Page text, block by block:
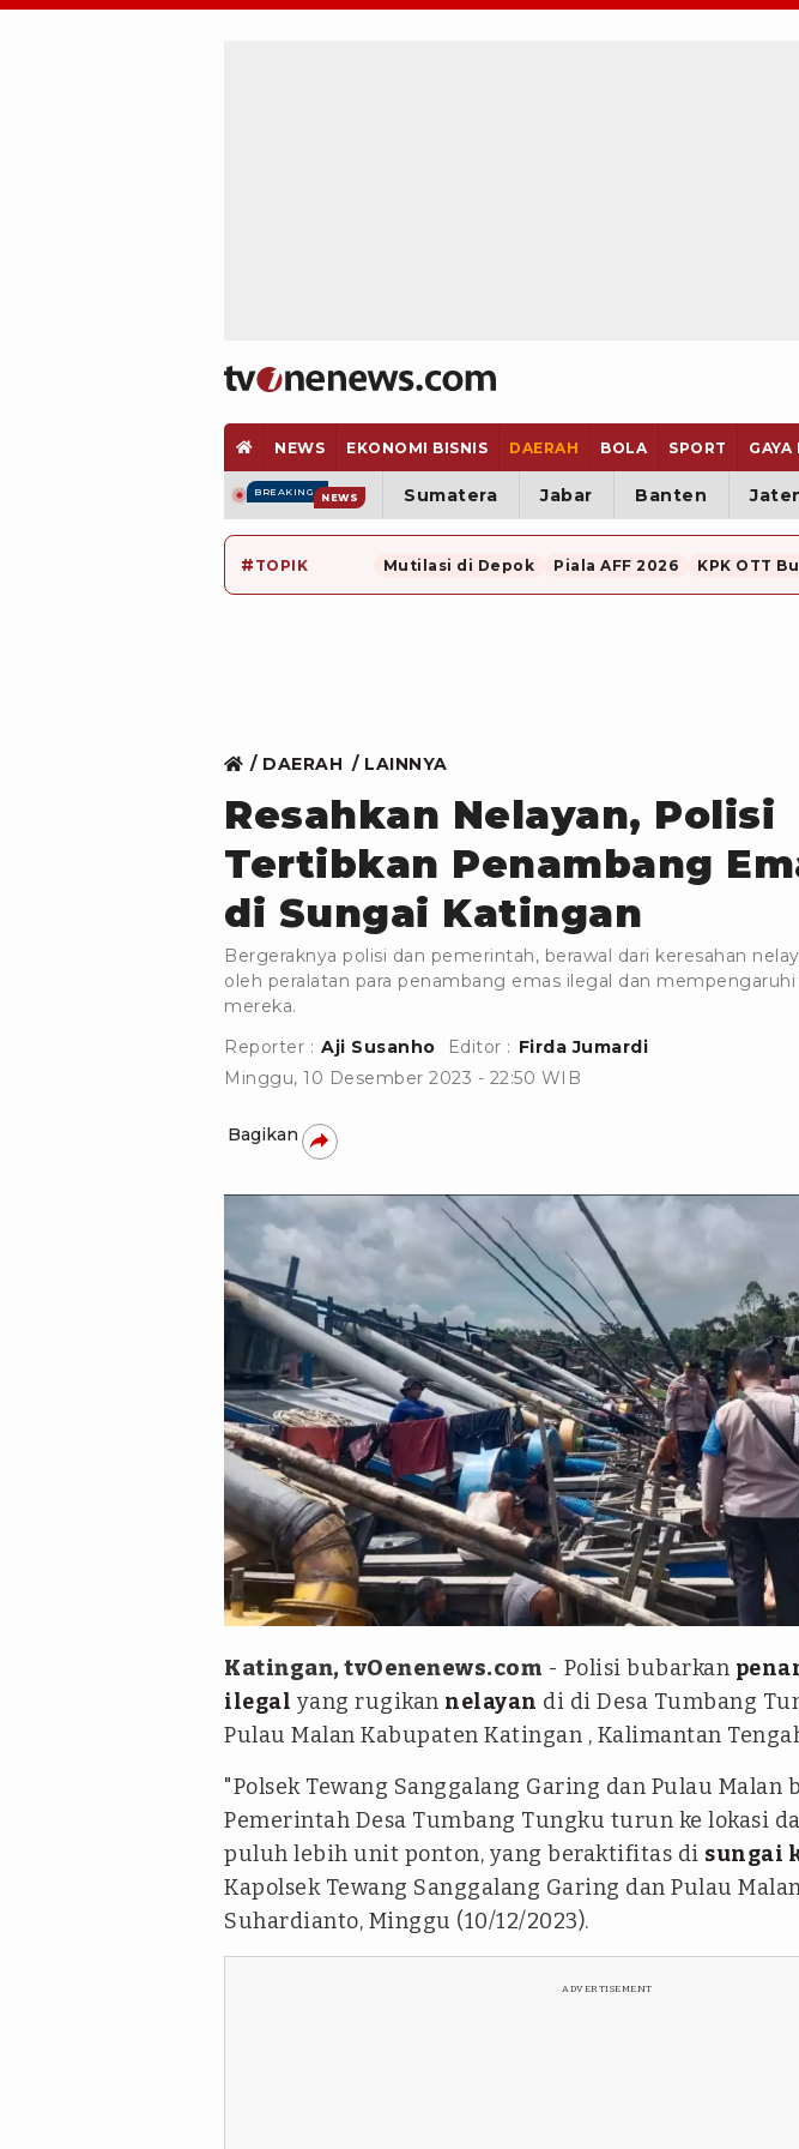
NEWS EKONOMI BISNIS DAERAH BOLA SPORT GAYA
BREAKING NEWS Sumatera Jabar Banten
# TOPIK Mutilasi di Depok Piala AFF 2026 KPK OTT
DAERAH LAINNYA
Resahkan Nelayan, Polisi
Tertibkan Penambang
di Sungai Katingan
Bergeraknya polisi dan pemerintah, berawal dari keresahan
oleh peralatan para penambang emas ilegal dan
mereka.
Reporter : Aji Susanho Editor : Firda Jumardi
Minggu, 10 Desember 2023 - 22:50 WIB
Bagikan
Aji Susanho
Katingan, tvOenenews.com - Polisi bubarkan
ilegal yang rugikan nelayan di di Desa Tumbang
Pulau Malan Kabupaten Katingan , Kalimantan
"Polsek Tewang Sanggalang Garing dan Pulau Malan
Pemerintah Desa Tumbang Tungku turun ke lokasi
puluh lebih unit ponton, yang beraktifitas di sungai
Kapolsek Tewang Sanggalang Garing dan Pulau
Suhardianto, Minggu (10/12/2023).
ADVERTISEMENT